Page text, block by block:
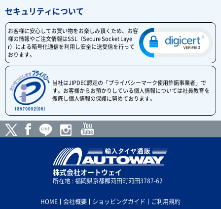
セキュリティについて
お客様に安心してお買い物をお楽しみ頂くため、お客
様の情報やご注文情報はSSL（Secure Socket Laye
r）による暗号化通信を利用し安全に送受信を行って
おります。
当社はJIPDEC認定の「プライバシーマーク使用許諾事業者」で
す。お客様からお預かりしている個人情報については社員教育を
徹底し個人情報の保護に努めております。
株式会社オートウェイ
所在地 : 福岡県京都郡苅田町苅田3787-62
HOME 会社概要 ショッピングガイド ご利用規約